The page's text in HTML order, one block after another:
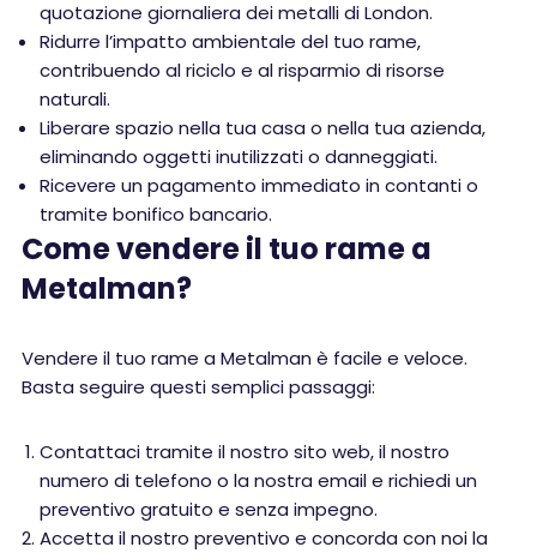
quotazione giornaliera dei metalli di London.
Ridurre l’impatto ambientale del tuo rame,
contribuendo al riciclo e al risparmio di risorse
naturali.
Liberare spazio nella tua casa o nella tua azienda,
eliminando oggetti inutilizzati o danneggiati.
Ricevere un pagamento immediato in contanti o
tramite bonifico bancario.
Come vendere il tuo rame a
Metalman?
Vendere il tuo rame a Metalman è facile e veloce.
Basta seguire questi semplici passaggi:
Contattaci tramite il nostro sito web, il nostro
numero di telefono o la nostra email e richiedi un
preventivo gratuito e senza impegno.
Accetta il nostro preventivo e concorda con noi la